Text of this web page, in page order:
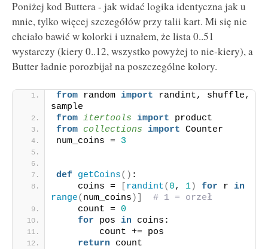
Poniżej kod Buttera - jak widać logika identyczna jak u
mnie, tylko więcej szczegółów przy talii kart. Mi się nie
chciało bawić w kolorki i uznałem, że lista 0..51
wystarczy (kiery 0..12, wszystko powyżej to nie-kiery), a
Butter ładnie porozbijał na poszczególne kolory.
from random import randint, shuffle,
sample
from itertools import product
from collections import Counter
num_coins = 3
def getCoins() :
    coins =
randint( 0, 1) for r in
range( num_coins )]
# 1 = orzeł
    count =
0
for pos in coins:
        count += pos
return count